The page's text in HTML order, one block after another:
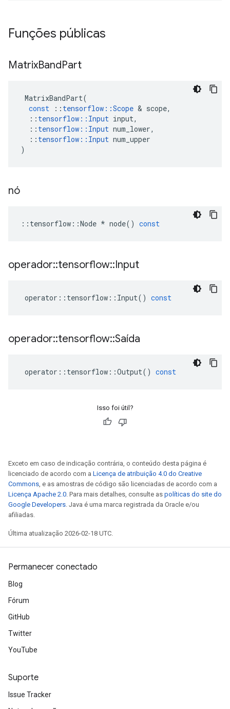
Funções públicas
MatrixBandPart
MatrixBandPart(
const
:: tensorflow ::Scope & scope,
:: tensorflow :: Input input,
:: tensorflow :: Input num_lower,
:: tensorflow :: Input num_upper
)
nó
:: tensorflow ::Node * node() const
operador::tensorflow::Input
operator :: tensorflow :: Input() const
operador::tensorflow::Saída
operator :: tensorflow ::Output() const
Isso foi útil?
Exceto em caso de indicação contrária, o conteúdo desta página é
licenciado de acordo com a Licença de atribuição 4.0 do Creative
Commons, e as amostras de código são licenciadas de acordo com a
Licença Apache 2.0. Para mais detalhes, consulte as políticas do site do
Google Developers. Java é uma marca registrada da Oracle e/ou
afiliadas.
Última atualização 2026-02-18 UTC.
Permanecer conectado
Blog
Fórum
GitHub
Twitter
YouTube
Suporte
Issue Tracker